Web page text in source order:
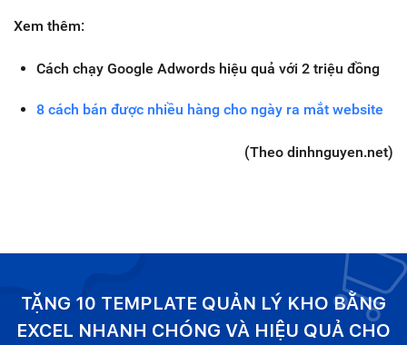
Xem thêm:
Cách chạy Google Adwords hiệu quả với 2 triệu đồng
8 cách bán được nhiều hàng cho ngày ra mắt website
(Theo dinhnguyen.net)
TẶNG 10 TEMPLATE QUẢN LÝ KHO BẰNG
EXCEL NHANH CHÓNG VÀ HIỆU QUẢ CHO